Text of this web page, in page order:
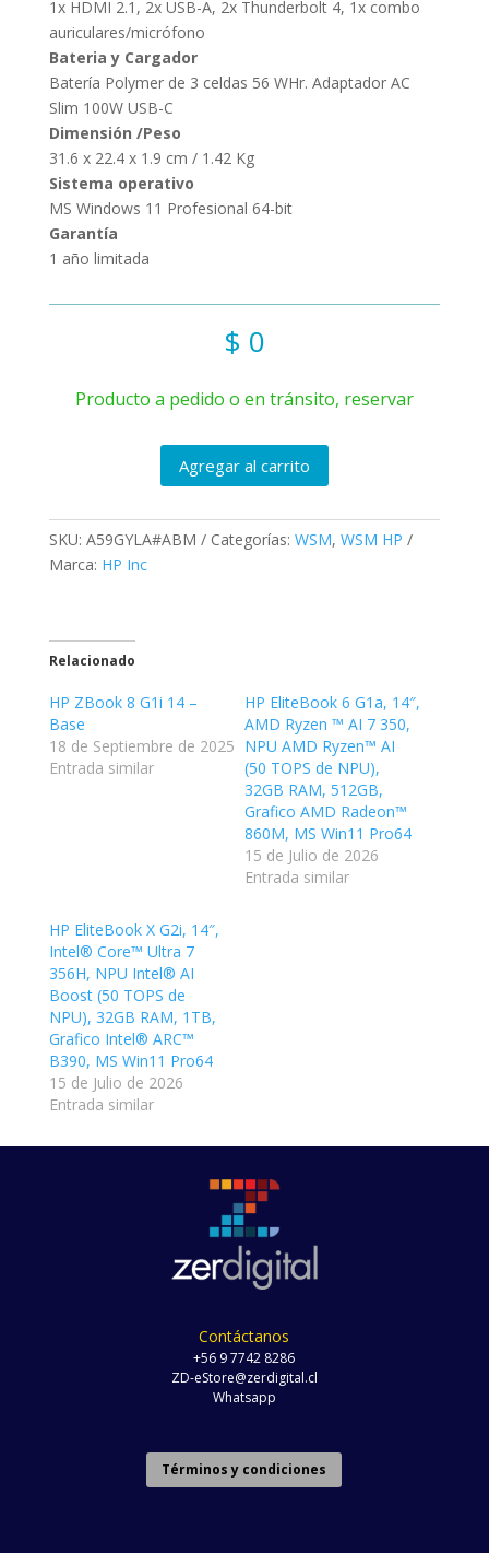
1x HDMI 2.1, 2x USB-A, 2x Thunderbolt 4, 1x combo
auriculares/micrófono
Bateria y Cargador
Batería Polymer de 3 celdas 56 WHr. Adaptador AC
Slim 100W USB-C
Dimensión /Peso
31.6 x 22.4 x 1.9 cm / 1.42 Kg
Sistema operativo
MS Windows 11 Profesional 64-bit
Garantía
1 año limitada
$ 0
Producto a pedido o en tránsito, reservar
Agregar al carrito
SKU: A59GYLA#ABM Categorías: WSM, WSM HP
Marca: HP Inc
Relacionado
HP ZBook 8 G1i 14 –
Base
18 de Septiembre de 2025
Entrada similar
HP EliteBook 6 G1a, 14″,
AMD Ryzen ™ AI 7 350,
NPU AMD Ryzen™ AI
(50 TOPS de NPU),
32GB RAM, 512GB,
Grafico AMD Radeon™
860M, MS Win11 Pro64
15 de Julio de 2026
Entrada similar
HP EliteBook X G2i, 14″,
Intel® Core™ Ultra 7
356H, NPU Intel® AI
Boost (50 TOPS de
NPU), 32GB RAM, 1TB,
Grafico Intel® ARC™
B390, MS Win11 Pro64
15 de Julio de 2026
Entrada similar
Contáctanos
+56 9 7742 8286
ZD-eStore@zerdigital.cl
Whatsapp
Términos y condiciones